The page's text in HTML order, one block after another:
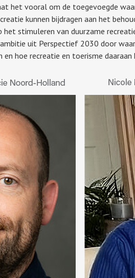
het vooral om de toegevoegde
kunnen bijdragen aan het
het stimuleren van duurzame
uit Perspectief 2030 door
en hoe recreatie en toerisme